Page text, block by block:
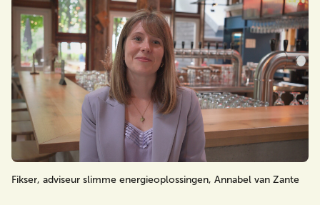
Fikser, adviseur slimme energieoplossingen, Annabel van Zante